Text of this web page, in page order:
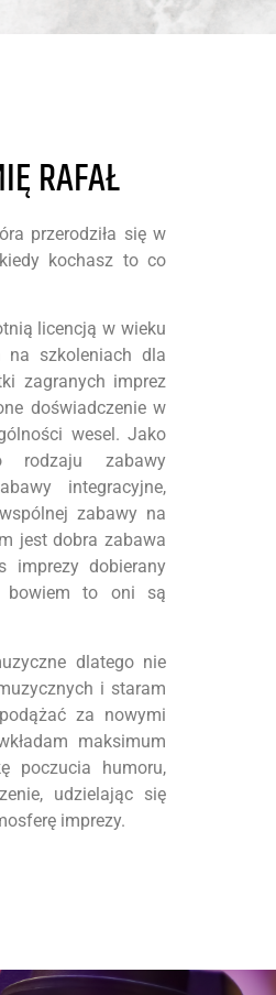
RAFAŁ
przerodziła się w
kochasz to co
licencją w wieku
szkoleniach dla
zagranych imprez
doświadczenie w
wesel. Jako
rodzaju zabawy
integracyjne,
zabawy na
jest dobra zabawa
imprezy dobierany
bowiem to oni są
dlatego nie
i staram
za nowymi
maksimum
poczucia humoru,
udzielając się
imprezy.